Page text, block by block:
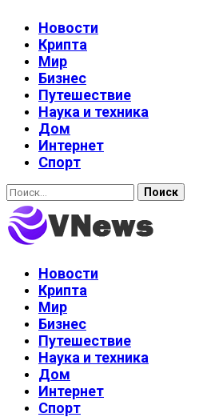
Новости
Крипта
Мир
Бизнес
Путешествие
Наука и техника
Дом
Интернет
Спорт
Найти:
Новости
Крипта
Мир
Бизнес
Путешествие
Наука и техника
Дом
Интернет
Спорт